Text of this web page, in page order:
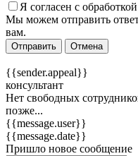
Я согласен c
Мы можем отправить
вам.
Отправить Отмена
{{sender.appeal}}
консультант
Нет свободных
позже...
{{message.user}}
{{message.date}}
Пришло новое сообщение